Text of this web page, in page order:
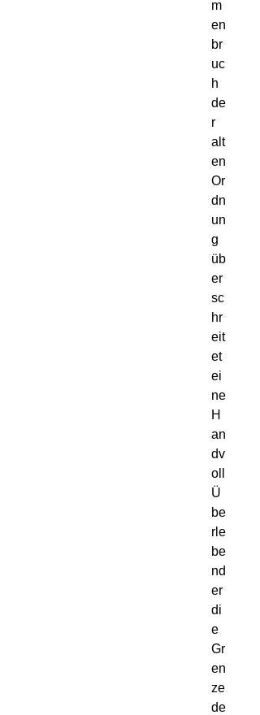
m
en
br
uc
h
de
r
alt
en
Or
dn
un
g
üb
er
sc
hr
eit
et
ei
ne
H
an
dv
oll
Ü
be
rle
be
nd
er
di
e
Gr
en
ze
de